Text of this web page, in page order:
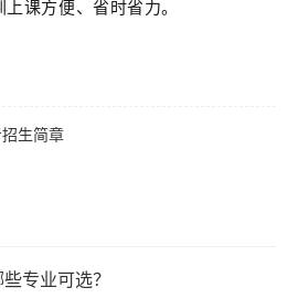
上课方便、省时省力。
生简章
专业可选？